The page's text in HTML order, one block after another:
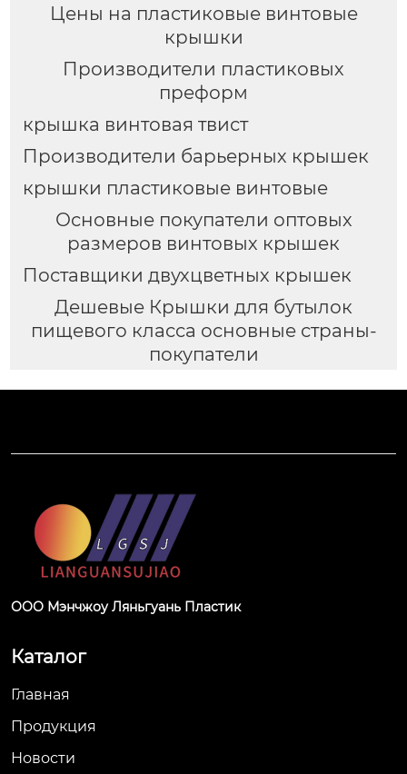
Цены на пластиковые винтовые
крышки
Производители пластиковых
преформ
крышка винтовая твист
Производители барьерных крышек
крышки пластиковые винтовые
Основные покупатели оптовых
размеров винтовых крышек
Поставщики двухцветных крышек
Дешевые Крышки для бутылок
пищевого класса основные страны-
покупатели
ООО Мэнчжоу Ляньгуань Пластик
Каталог
Главная
Продукция
Новости